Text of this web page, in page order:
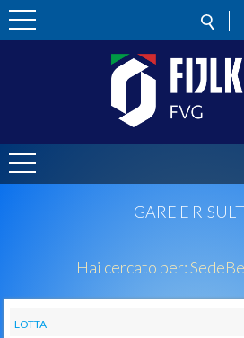
GARE E
Hai cercato per:Sede
LOTTA